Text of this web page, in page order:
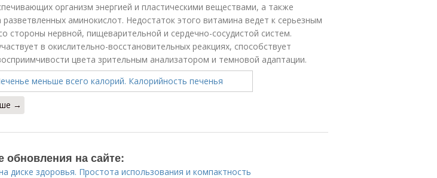
организм энергией и пластическими веществами, а также
аминокислот. Недостаток этого витамина ведет к серьезным
стороны нервной, пищеварительной и сердечно-сосудистой систем.
в окислительно-восстановительных реакциях, способствует
цвета зрительным анализатором и темновой адаптации.
→
обновления на сайте:
диске здоровья. Простота использования и компактность